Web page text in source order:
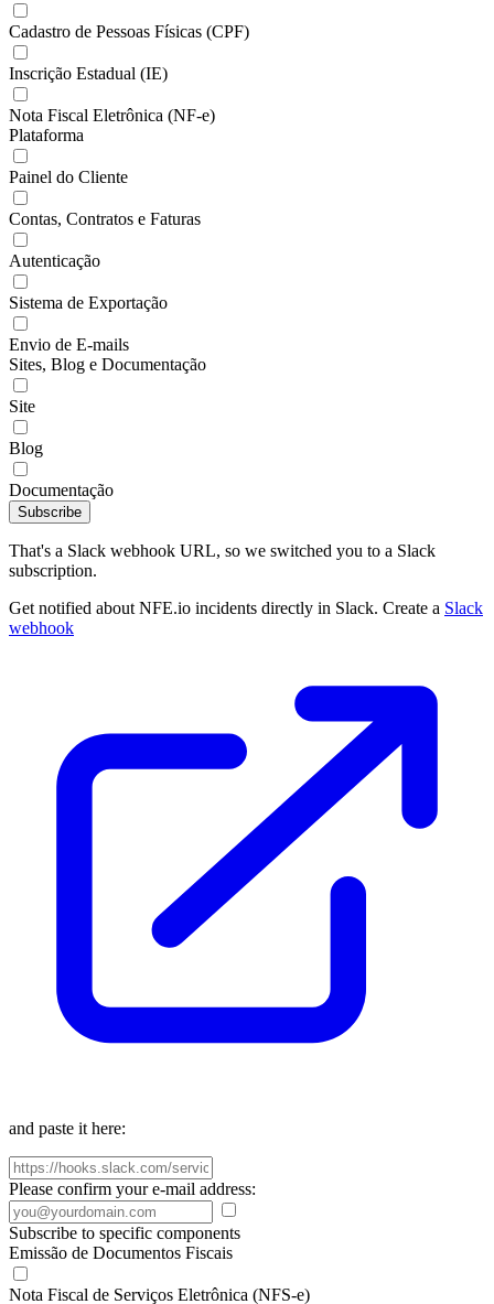
Cadastro de Pessoas Físicas (CPF)
Inscrição Estadual (IE)
Nota Fiscal Eletrônica (NF-e)
Plataforma
Painel do Cliente
Contas, Contratos e Faturas
Autenticação
Sistema de Exportação
Envio de E-mails
Sites, Blog e Documentação
Site
Blog
Documentação
Subscribe
That's a Slack webhook URL, so we switched you to a Slack
subscription.
Get notified about NFE.io incidents directly in Slack. Create a Slack
webhook
and paste it here:
Please confirm your e-mail address:
Subscribe to specific components
Emissão de Documentos Fiscais
Nota Fiscal de Serviços Eletrônica (NFS-e)